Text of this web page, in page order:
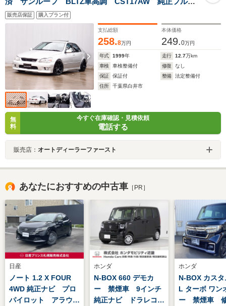
アロ 新車OPグリル 6MT RECAROシート クリアテ
ール 社外シフトノブ 純正キーレスキー
販売店保証 購入プラン付
支払総額
258.8万円
本体価格
249.0万円
年式 1999年 走行 12.7万km
車検
車検整備付 修復
なし
保証
保証付 整備
法定整備付
住所
千葉県白井市
無
料
今すぐ在庫確認・見積依頼
電話する
販売店： オートディーラーファースト
あなたにおすすめの中古車 ［PR］
日産
ノート 1.2 X FOUR
4WD 純正ナビ プロ
パイロット アラウン
ホンダ
N-BOX 660 デモカ
ー 禁煙車 9インチ
純正ナビ ドラレコ
ホンダ
N-BOX カス
L ターボ ワン
ー 禁煙車